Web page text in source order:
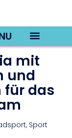
mit
und
für das
, Sport